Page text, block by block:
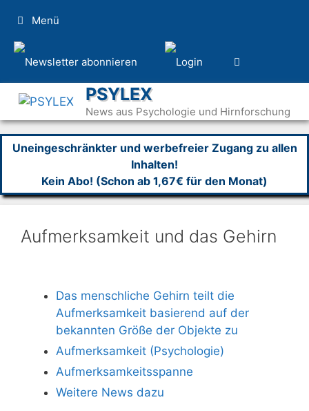
Inhalt
springen
Menü
PSYLEX
News aus Psychologie und Hirnforschung
Uneingeschränkter und werbefreier Zugang zu allen
Inhalten!
Kein Abo! (Schon ab 1,67€ für den Monat)
Aufmerksamkeit und das Gehirn
Das menschliche Gehirn teilt die
Aufmerksamkeit basierend auf der
bekannten Größe der Objekte zu
Aufmerksamkeit (Psychologie)
Aufmerksamkeitsspanne
Weitere News dazu